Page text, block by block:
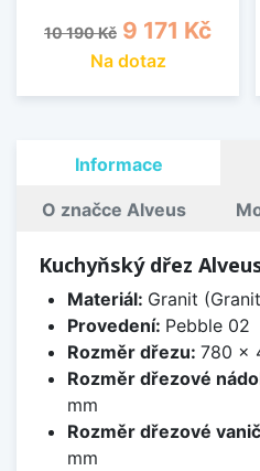
Běžná cena
10 190 Kč Cena
9 171 Kč
Na dotaz
Informace
O značce Alveus
Kuchyňský dřez
Materiál: Granit
Provedení: Pebble 02
Rozměr dřezu: 780 x
Rozměr dřezové
mm
Rozměr dřezové
mm